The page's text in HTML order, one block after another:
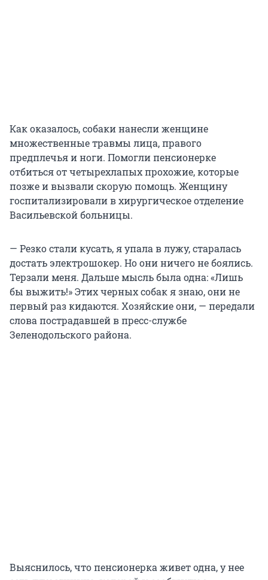
Как оказалось, собаки нанесли женщине
множественные травмы лица, правого
предплечья и ноги. Помогли пенсионерке
отбиться от четырехлапых прохожие, которые
позже и вызвали скорую помощь. Женщину
госпитализировали в хирургическое отделение
Васильевской больницы.
— Резко стали кусать, я упала в лужу, старалась
достать электрошокер. Но они ничего не боялись.
Терзали меня. Дальше мысль была одна: «Лишь
бы выжить!» Этих черных собак я знаю, они не
первый раз кидаются. Хозяйские они, — передали
слова пострадавшей в пресс-службе
Зеленодольского района.
Выяснилось, что пенсионерка живет одна, у нее